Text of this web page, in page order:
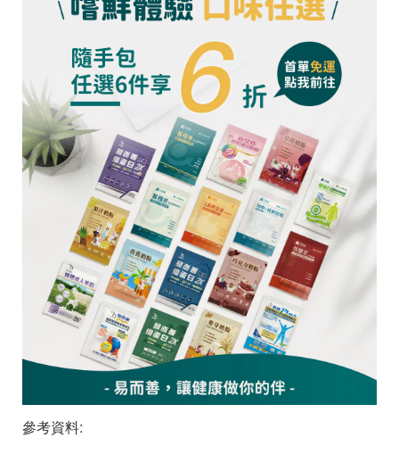
參考資料: